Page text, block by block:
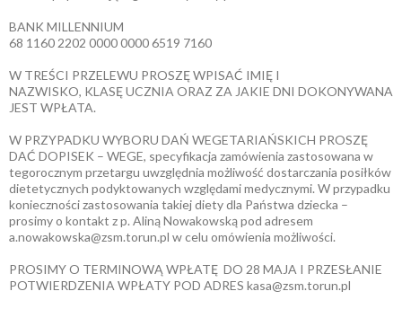
BANK MILLENNIUM
68 1160 2202 0000 0000 6519 7160
W TREŚCI PRZELEWU PROSZĘ WPISAĆ IMIĘ I
NAZWISKO, KLASĘ UCZNIA ORAZ ZA JAKIE DNI DOKONYWANA
JEST WPŁATA.
W PRZYPADKU WYBORU DAŃ WEGETARIAŃSKICH PROSZĘ
DAĆ DOPISEK – WEGE, specyfikacja zamówienia zastosowana w
tegorocznym przetargu uwzględnia możliwość dostarczania posiłków
dietetycznych podyktowanych względami medycznymi. W przypadku
konieczności zastosowania takiej diety dla Państwa dziecka –
prosimy o kontakt z p. Aliną Nowakowską pod adresem
a.nowakowska@zsm.torun.pl w celu omówienia możliwości.
PROSIMY O TERMINOWĄ WPŁATĘ DO 28 MAJA I PRZESŁANIE
POTWIERDZENIA WPŁATY POD ADRES kasa@zsm.torun.pl